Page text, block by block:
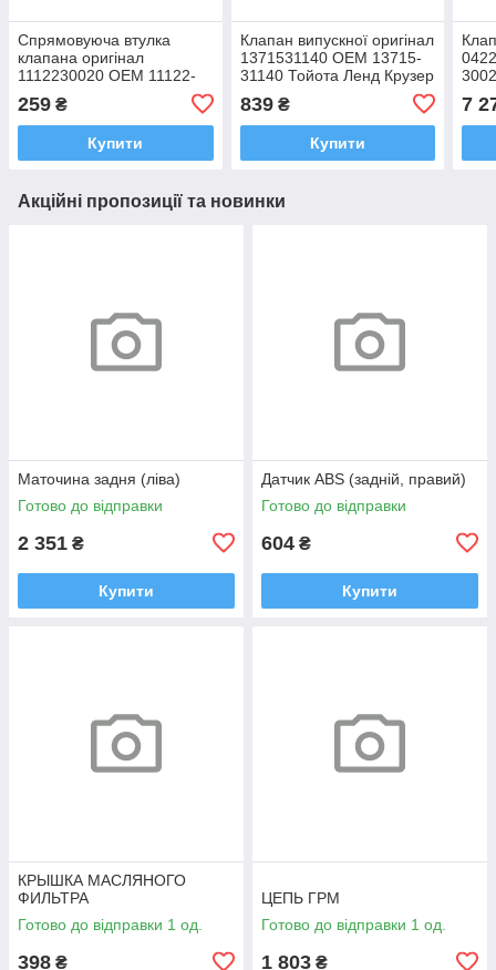
Спрямовуюча втулка
клапана оригінал
1112230020 OEM 11122-
30020 Тойота Ленд Крузер
Прадо 2002-2009
259 ₴
Купити
Клапан випускної оригінал
1371531140 OEM 13715-
31140 Тойота Ленд Крузер
Фортунер 2
839₴
Купити
7
Акційні пропозиції та новинки
Маточина задня (ліва)
Готово до відправки
2 351 ₴
Купити
Датчик ABS (задній, правий)
Готово до відправки
604 ₴
Купити
КРЫШКА МАСЛЯНОГО
ФИЛЬТРА
Готово до відправки 1 од.
398 ₴
ЦЕПЬ ГРМ
Готово до відправки 1 од.
1 803 ₴